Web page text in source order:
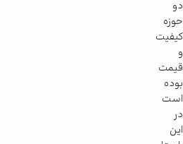
دو
حوزه
کیفیت
و
قیمت
بوده
است
در
این